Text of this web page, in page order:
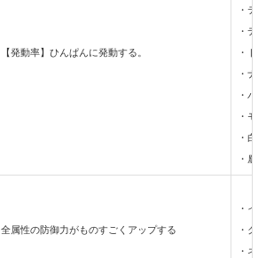
【発動率】ひんぱんに発動する。
・テ
・デ
・ド
・ナ
・パ
・モ
・白
・鏖
全属性の防御力がものすごくアップする
・イ
・ク
・ネ